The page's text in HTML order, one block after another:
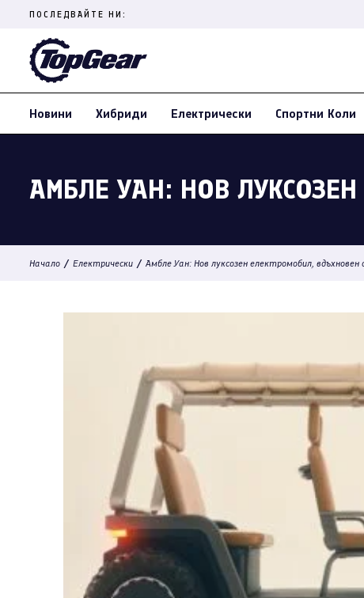
content
(Press
ПОСЛЕДВАЙТЕ НИ:
Новини Хибриди Електрически Спортни Коли
АМБЛЕ УАН: НОВ
Начало / Електрически / Амбле Уан: Нов луксозен електромобил, вдъхновен